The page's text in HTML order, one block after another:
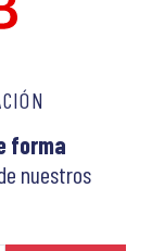
forma
nuestros